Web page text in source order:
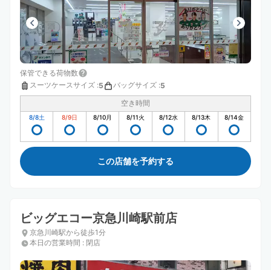
保管できる荷物数
スーツケースサイズ :5 バッグサイズ :5
空き時間
8/8土 8/9日 8/10月 8/11火 8/12水 8/13木 8/14金
この店舗を予約する
ビッグエコー京急川崎駅前店
京急川崎駅から徒歩1分
本日の営業時間 : 閉店